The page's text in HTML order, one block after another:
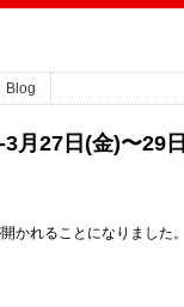
Blog
月27日(金)〜29日
かれることになりました。